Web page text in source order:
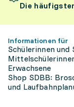
Die
Informationen für
Schülerinnen und
Erwachsene
Shop SDBB:
und